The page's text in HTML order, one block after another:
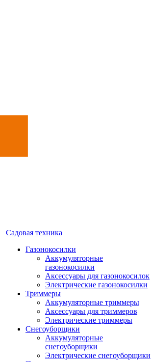
Садовая техника
Газонокосилки
Аккумуляторные
газонокосилки
Аксессуары для газонокосилок
Электрические газонокосилки
Триммеры
Аккумуляторные триммеры
Аксессуары для триммеров
Электрические триммеры
Снегоуборщики
Аккумуляторные
снегоуборщики
Электрические снегоуборщики